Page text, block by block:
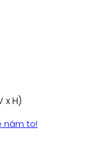
x H)
nám to!